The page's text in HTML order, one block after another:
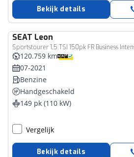
Bekijk details
SEAT Leon
Sportstourer 1.5 TSI 150pk FR Business
120.759 km
07-2021
Benzine
Handgeschakeld
149 pk (110 kW)
Vergelijk
Bekijk details